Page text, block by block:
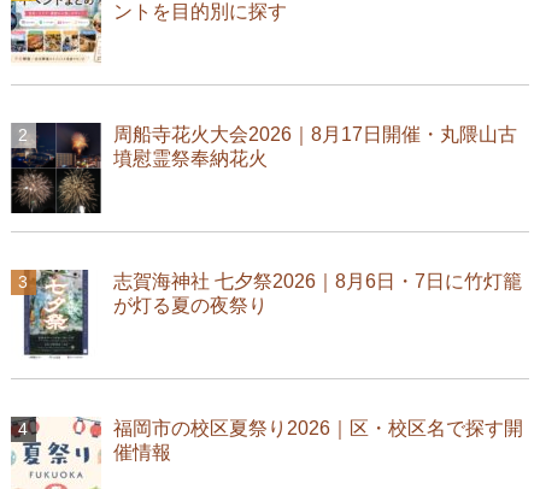
ントを目的別に探す
周船寺花火大会2026｜8月17日開催・丸隈山古
墳慰霊祭奉納花火
志賀海神社 七夕祭2026｜8月6日・7日に竹灯籠
が灯る夏の夜祭り
福岡市の校区夏祭り2026｜区・校区名で探す開
催情報